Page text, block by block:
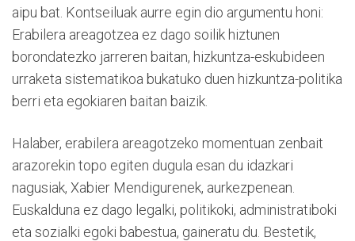
aipu bat. Kontseiluak aurre egin dio argumentu honi:
Erabilera areagotzea ez dago soilik hiztunen
borondatezko jarreren baitan, hizkuntza-eskubideen
urraketa sistematikoa bukatuko duen hizkuntza-politika
berri eta egokiaren baitan baizik.
Halaber, erabilera areagotzeko momentuan zenbait
arazorekin topo egiten dugula esan du idazkari
nagusiak, Xabier Mendigurenek, aurkezpenean.
Euskalduna ez dago legalki, politikoki, administratiboki
eta sozialki egoki babestua, gaineratu du. Bestetik,